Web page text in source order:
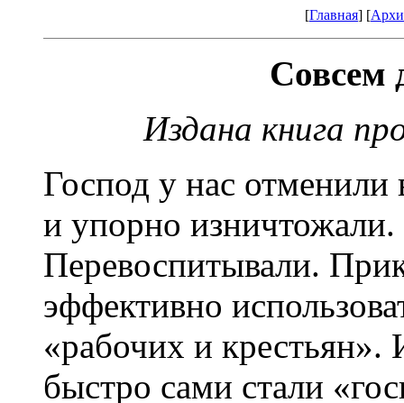
[Главная] [
Совсем
Издана книга
Господ у нас
и упорно
Перевоспитывали.
эффективно
«рабочих и
быстро сами стали